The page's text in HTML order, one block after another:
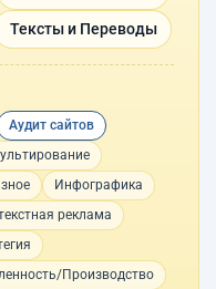
Тексты и Переводы
Аудит сайтов
Инфографика
реклама
Производство